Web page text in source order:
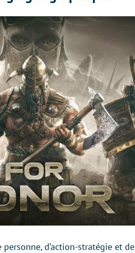
d’action-stratégie et de